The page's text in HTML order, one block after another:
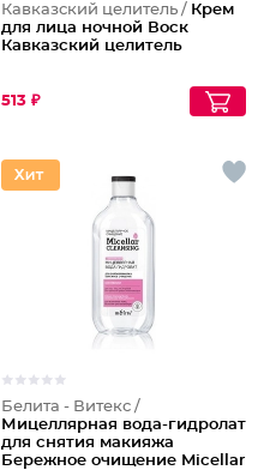
Кавказский целитель / Крем
для лица ночной Воск
Кавказский целитель
513 ₽
Белита - Витекс /
Мицеллярная вода-гидролат
для снятия макияжа
Бережное очищение Micellar